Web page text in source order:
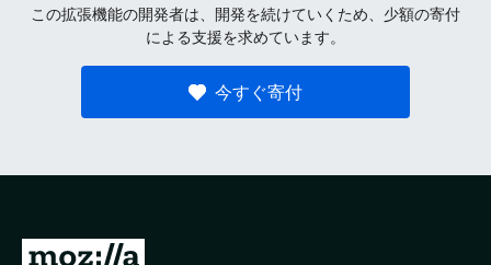
この拡張機能の開発者は、開発を続けていくため、少額の寄付
による支援を求めています。
今すぐ寄付
M